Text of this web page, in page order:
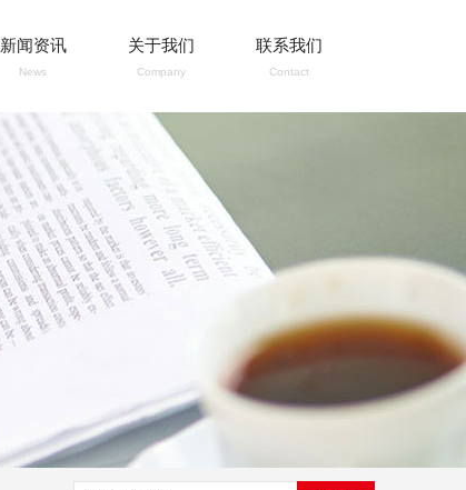
新闻资讯
News
关于我们
Company
联系我们
Contact